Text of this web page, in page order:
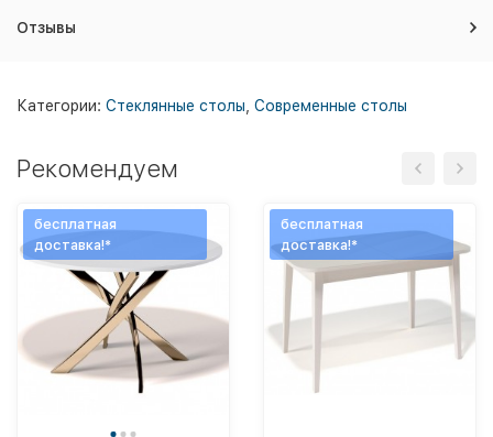
Отзывы
Категории: Стеклянные столы Современные столы
Рекомендуем
бесплатная
доставка!*
бесплатная
доставка!*